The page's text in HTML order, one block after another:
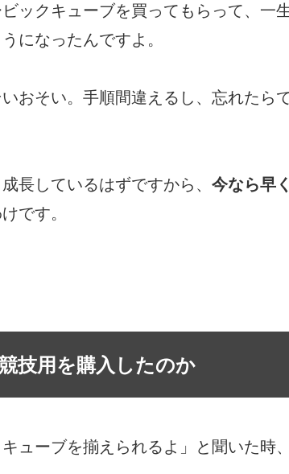
ックキューブを買ってもらって、一
になったんですよ。
おそい。手順間違えるし、忘れたら
長しているはずですから、 今なら早
です。
技用を購入したのか
キューブを揃えられるよ」と聞いた時